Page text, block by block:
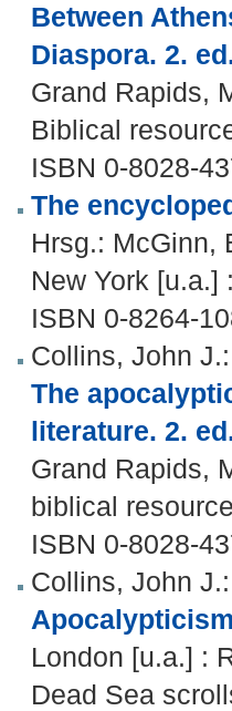
Between
Diaspora. 2.
Grand Rapids,
Biblical
ISBN 0-8028-
The
Hrsg.: McGinn,
New York [u.a.]
ISBN 0-8264-
Collins, John J.:
The
literature. 2.
Grand Rapids,
biblical
ISBN 0-8028-
Collins, John J.:
London [u.a.] :
Dead Sea